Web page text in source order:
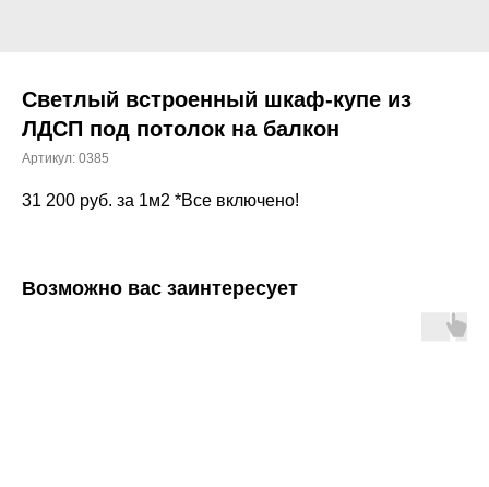
Светлый встроенный шкаф-купе из
ЛДСП под потолок на балкон
Артикул: 0385
31 200 руб. за 1м2 *Все включено!
Возможно вас заинтересует